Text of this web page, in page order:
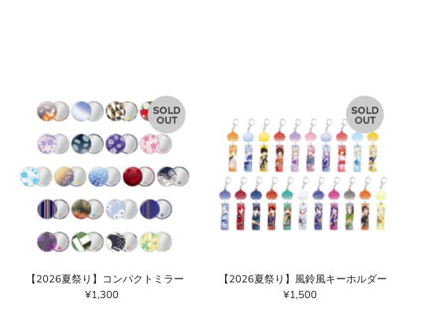
【2026夏祭り】コンパクトミラー
通
¥1,300
【2026夏祭り】風鈴風キーホルダー
通
¥1,500